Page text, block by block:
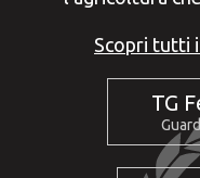
Scopri tutti
TG